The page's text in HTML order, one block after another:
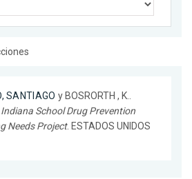
SANTIAGO y BOSRORTH , K..
School Drug Prevention
Needs Project. ESTADOS UNIDOS